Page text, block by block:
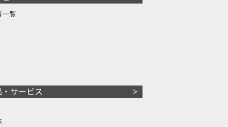
一覧
・サービス